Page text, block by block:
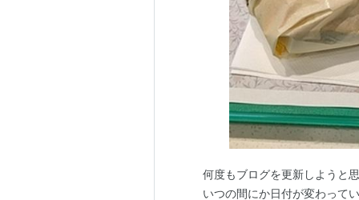
何度もブログを更新しようと
いつの間にか日付が変わって